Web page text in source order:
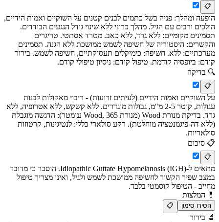
📋
הופעה ומהלך: פניה בשל כתמים לבנים קטנים על השוקיים ואמות הידיים,
הולכים ורבים עם הגיל. מהלך כרוני ללא שינוי גודל הנגעים הבודדים.
תסמינים מקומיים: ללא גרד, ללא כאב. מטרד אסתטי. טריגרים
והקשרים: היסטוריה של חשיפה לשמש ממושכת ללא הגנה. תסמינים
מערכתיים: ללא. חשיפה: כימיקלים תעסוקתיים, חשיפה לשמש. בירור
קודם: ביופסיה קודמת. טיפול קודם: ניסיון טיפולי קודם.
🔍 בדיקה
📋
על השוקיים ואמות הידיים (לעיתים זרועות) - ריבוי מאקולות לבנות
עגולות, קוטר 2-5 מ"מ, גבולות מוגדרים. ללא קשקש, ללא אטרופיה, ללא
גרד. בדיקת מנורת Wood (מנורת Wood, 365 ננומטר): הדגשה מוגבלת
(ללא דה-פיגמנטציה מוחלטת). רקע סולארי כללי: לנטיגינות, קרטוזות
סולאריות.
📋 סיכום
📋
מתאים ל-Idiopathic Guttate Hypomelanosis (IGH). הוסבר כי מדובר
במצב שפיר הקשור לחשיפה ממושכת לשמש ולגיל, ואינו מצריך טיפול
מחייב - הטיפול קוסמטי בלבד.
💊 המלצות
הסירו סימון 📋
🔬 בירור